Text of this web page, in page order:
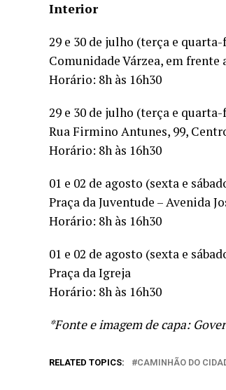
Interior
29 e 30 de julho (terça e
Comunidade Várzea, em frente
Horário: 8h às 16h30
29 e 30 de julho (terça e
Rua Firmino Antunes, 99,
Horário: 8h às 16h30
01 e 02 de agosto (sexta e
Praça da Juventude – Avenida
Horário: 8h às 16h30
01 e 02 de agosto (sexta e
Praça da Igreja
Horário: 8h às 16h30
*Fonte e imagem de capa:
RELATED TOPICS: CAMINHÃO DO